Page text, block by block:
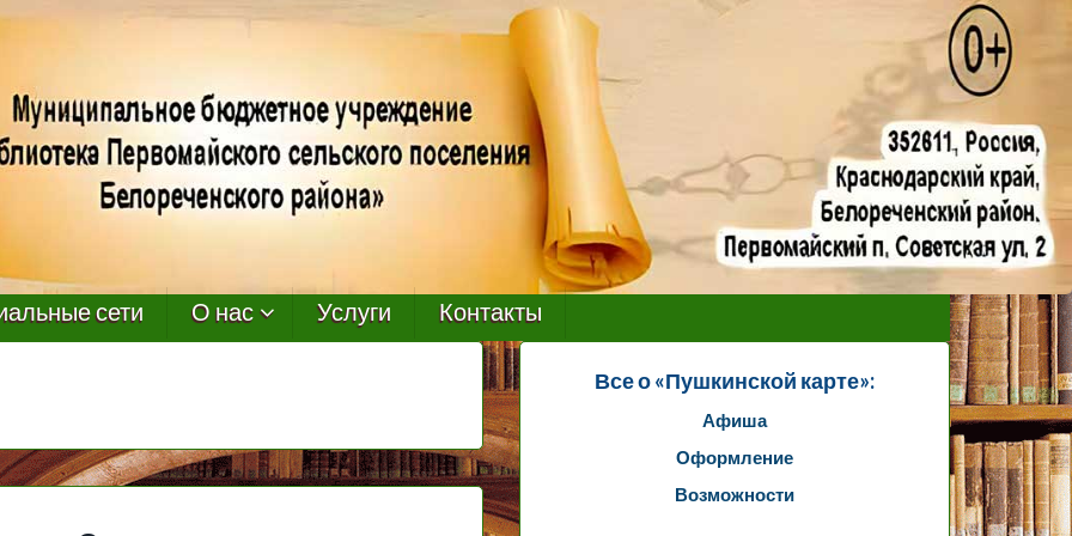
сети О нас Услуги Контакты
Все о «Пушкинской карте»:
Афиша
Оформление
Возможности